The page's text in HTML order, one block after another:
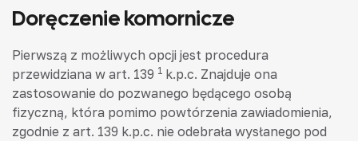
Doręczenie komornicze
Pierwszą z możliwych opcji jest procedura
przewidziana w art. 139 1 k.p.c. Znajduje ona
zastosowanie do pozwanego będącego osobą
fizyczną, która pomimo powtórzenia zawiadomienia,
zgodnie z art. 139 k.p.c. nie odebrała wysłanego pod